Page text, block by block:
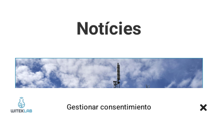
Gestionar consentimiento
Notícies